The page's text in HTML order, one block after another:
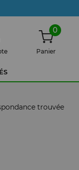
0
Panier
trouvée